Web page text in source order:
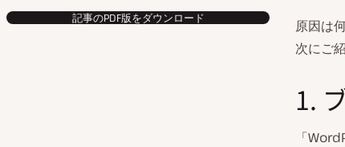
記事のPDF版をダウンロード
原因は
次にご
1.
「